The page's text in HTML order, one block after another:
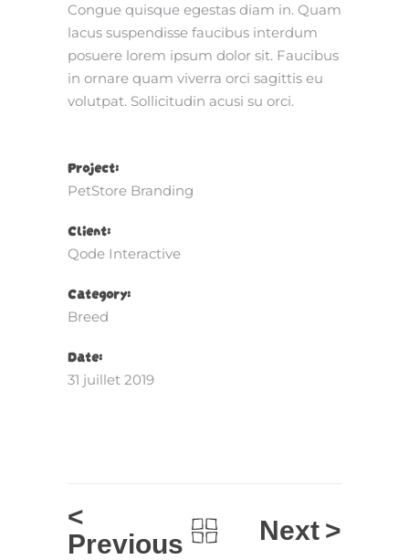
Congue quisque egestas diam in. Quam
lacus suspendisse faucibus interdum
posuere lorem ipsum dolor sit. Faucibus
in ornare quam viverra orci sagittis eu
volutpat. Sollicitudin acusi su orci.
Project:
PetStore Branding
Client:
Qode Interactive
Category:
Breed
Date:
31 juillet 2019
<
Previous
Next >